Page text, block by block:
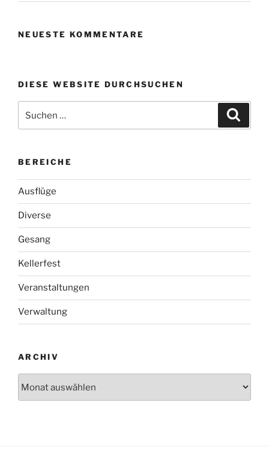
NEUESTE KOMMENTARE
DIESE WEBSITE DURCHSUCHEN
nach:
BEREICHE
Ausflüge
Diverse
Gesang
Kellerfest
Veranstaltungen
Verwaltung
ARCHIV